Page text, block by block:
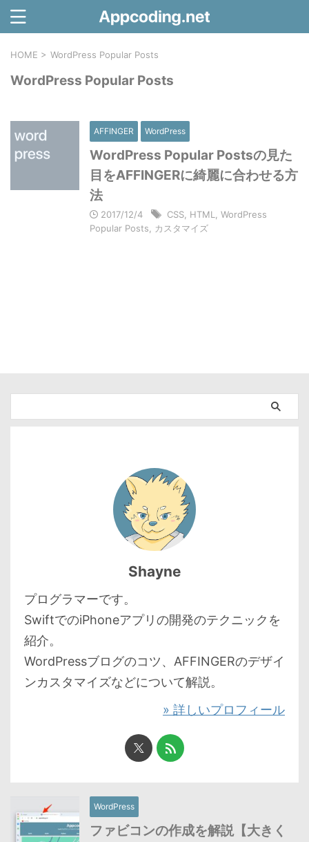
HOME > WordPress Popular Posts
WordPress Popular Posts
AFFINGER WordPress
WordPress Popular Postsの見た
目をAFFINGERに綺麗に合わせる方
法
2017/12/4 CSS HTML
WordPress
Popular Posts
カスタマイズ
Shayne
プログラマーです。
SwiftでのiPhoneアプリの開発のテクニックを
紹介。
WordPressブログのコツ、AFFINGERのデザイ
ンカスタマイズなどについて解説。
» 詳しいプロフィール
WordPress
ファビコンの作成を解説【大きく